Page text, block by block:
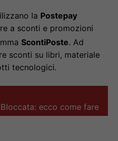
la Postepay
a sconti e promozioni
ScontiPoste. Ad
sconti su libri, materiale
tecnologici.
ecco come fare